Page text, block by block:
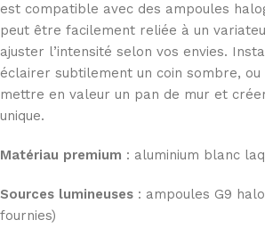
est compatible avec des ampoules
peut être facilement reliée à un
ajuster l’intensité selon vos envies.
éclairer subtilement un coin sombre,
mettre en valeur un pan de mur et
unique.
Matériau premium : aluminium blanc
Sources lumineuses : ampoules G9
fournies)